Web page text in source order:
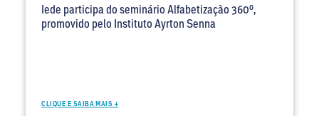
Iede participa do seminário Alfabetização 360º,
promovido pelo Instituto Ayrton Senna
CLIQUE E SAIBA MAIS +